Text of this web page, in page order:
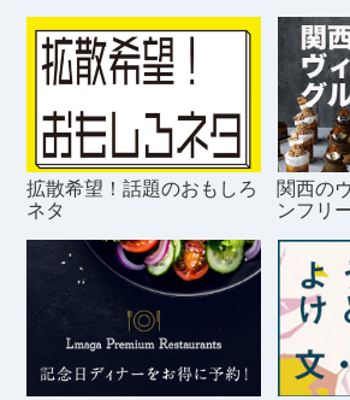
拡散希望！話題のおもしろ
ネタ
関西の
ンフリ